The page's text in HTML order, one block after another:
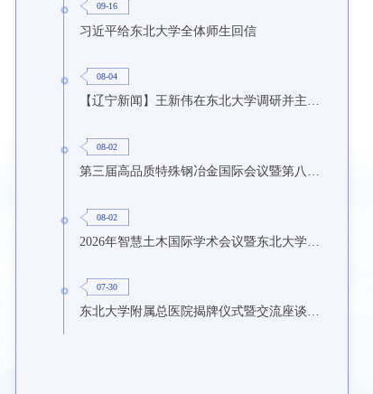
09-16
习近平给东北大学全体师生回信
08-04
【辽宁新闻】王新伟在东北大学调研并主持召开座谈会
08-02
08-02
07-30
东北大学附属总医院揭牌仪式暨交流座谈会举行